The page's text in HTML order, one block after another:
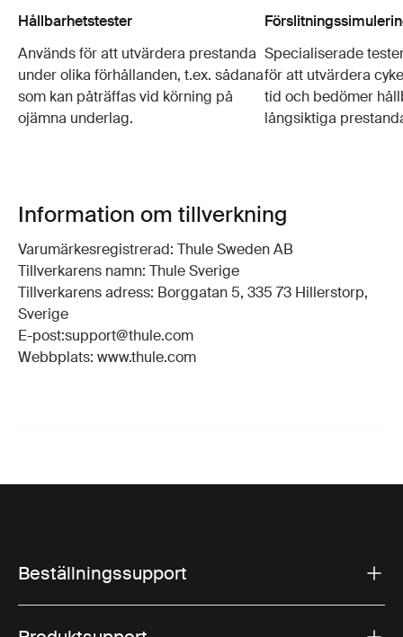
Hållbarhetstester
Används för att utvärdera prestanda
under olika förhållanden, t.ex. sådana
som kan påträffas vid körning på
ojämna underlag.
Specialiserade
för att utvärdera
tid och bedömer
långsiktiga
Information om tillverkning
Varumärkesregistrerad: Thule Sweden AB
Tillverkarens namn: Thule Sverige
Tillverkarens adress: Borggatan 5, 335 73 Hillerstorp,
Sverige
E-post:support@thule.com
Webbplats: www.thule.com
Beställningssupport